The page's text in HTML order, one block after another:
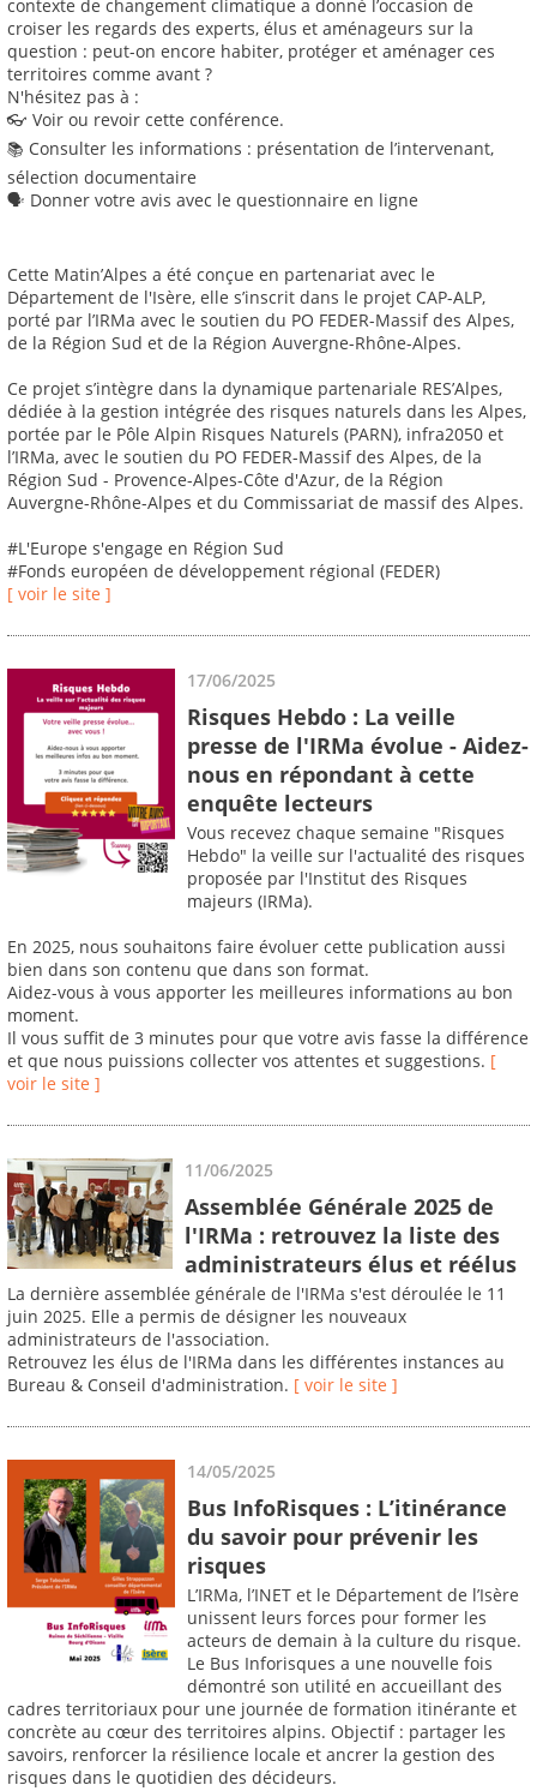
contexte de changement climatique a donné l’occasion de
croiser les regards des experts, élus et aménageurs sur la
question : peut-on encore habiter, protéger et aménager ces
territoires comme avant ?
N'hésitez pas à :
👓 Voir ou revoir cette conférence.
📚 Consulter les informations : présentation de l’intervenant,
sélection documentaire
🗣️ Donner votre avis avec le questionnaire en ligne
Cette Matin’Alpes a été conçue en partenariat avec le
Département de l'Isère, elle s’inscrit dans le projet CAP-ALP,
porté par l’IRMa avec le soutien du PO FEDER-Massif des Alpes,
de la Région Sud et de la Région Auvergne-Rhône-Alpes.
Ce projet s’intègre dans la dynamique partenariale RES’Alpes,
dédiée à la gestion intégrée des risques naturels dans les Alpes,
portée par le Pôle Alpin Risques Naturels (PARN), infra2050 et
l’IRMa, avec le soutien du PO FEDER-Massif des Alpes, de la
Région Sud - Provence-Alpes-Côte d'Azur, de la Région
Auvergne-Rhône-Alpes et du Commissariat de massif des Alpes.
#L'Europe s'engage en Région Sud
#Fonds européen de développement régional (FEDER)
[ voir le site ]
17/06/2025
Risques Hebdo : La veille
presse de l'IRMa évolue - Aidez-
nous en répondant à cette
enquête lecteurs
Vous recevez chaque semaine "Risques
Hebdo" la veille sur l'actualité des risques
proposée par l'Institut des Risques
majeurs (IRMa).
En 2025, nous souhaitons faire évoluer cette publication aussi
bien dans son contenu que dans son format.
Aidez-vous à vous apporter les meilleures informations au bon
moment.
Il vous suffit de 3 minutes pour que votre avis fasse la différence
et que nous puissions collecter vos attentes et suggestions. [
voir le site ]
11/06/2025
Assemblée Générale 2025 de
l'IRMa : retrouvez la liste des
administrateurs élus et réélus
La dernière assemblée générale de l'IRMa s'est déroulée le 11
juin 2025. Elle a permis de désigner les nouveaux
administrateurs de l'association.
Retrouvez les élus de l'IRMa dans les différentes instances au
Bureau & Conseil d'administration. [ voir le site ]
14/05/2025
Bus InfoRisques : L’itinérance
du savoir pour prévenir les
risques
L’IRMa, l’INET et le Département de l’Isère
unissent leurs forces pour former les
acteurs de demain à la culture du risque.
Le Bus Inforisques a une nouvelle fois
démontré son utilité en accueillant des
cadres territoriaux pour une journée de formation itinérante et
concrète au cœur des territoires alpins. Objectif : partager les
savoirs, renforcer la résilience locale et ancrer la gestion des
risques dans le quotidien des décideurs.